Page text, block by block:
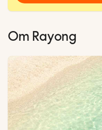
Om Rayong